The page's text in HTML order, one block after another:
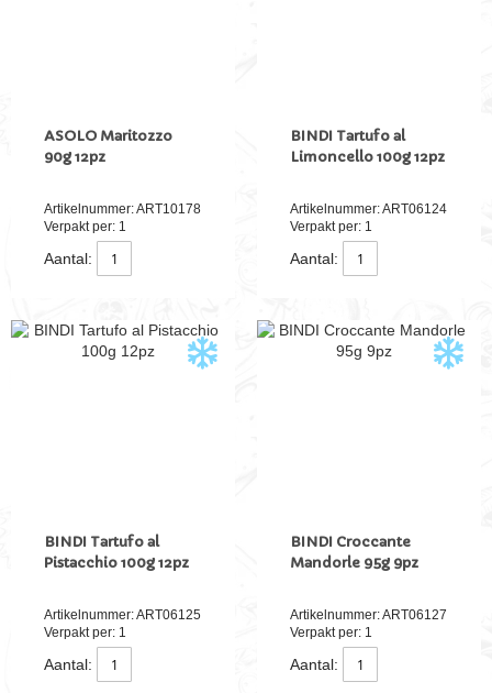
ASOLO Maritozzo
90g 12pz
Artikelnummer: ART10178
Verpakt per: 1
Aantal:
BINDI Tartufo al
Limoncello 100g 12pz
Artikelnummer: ART06124
Verpakt per: 1
Aantal:
BINDI Tartufo al
Pistacchio 100g 12pz
Artikelnummer: ART06125
Verpakt per: 1
Aantal:
BINDI Croccante
Mandorle 95g 9pz
Artikelnummer: ART06127
Verpakt per: 1
Aantal: